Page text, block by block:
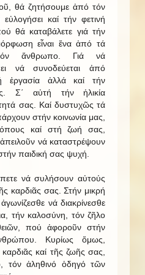
θά ζητήσουμε ἀπό τόν
καί τήν φετινή
θά καταβάλετε γιά τήν
εἶναι ἕνα ἀπό τά
ἄνθρωπο. Γιά νά
νά συνοδεύεται ἀπό
ἐργασία ἀλλά καί τήν
Σ΄ αὐτή τήν ἡλικία
σας. Καί δυστυχῶς τά
στήν κοινωνία μας,
καί στή ζωή σας,
νά καταστρέψουν
παιδική σας ψυχή.
νά συλήσουν αὐτούς
καρδιᾶς σας. Στήν μικρή
νά διακρίνεσθε
τήν καλοσύνη, τόν ζῆλο
πού ἀφοροῦν στήν
Κυρίως ὅμως,
καί τῆς ζωῆς σας,
τόν ἀληθινό ὁδηγό τῶν